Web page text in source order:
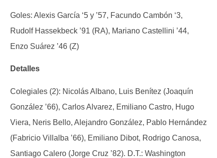
Goles: Alexis García ‘5 y ’57, Facundo Cambón ‘3,
Rudolf Hassekbeck ’91 (RA), Mariano Castellini ’44,
Enzo Suárez ’46 (Z)
Detalles
Colegiales (2): Nicolás Albano, Luis Benítez (Joaquín
González ’66), Carlos Alvarez, Emiliano Castro, Hugo
Viera, Neris Bello, Alejandro González, Pablo Hernández
(Fabricio Villalba ’66), Emiliano Dibot, Rodrigo Canosa,
Santiago Calero (Jorge Cruz ’82). D.T.: Washington